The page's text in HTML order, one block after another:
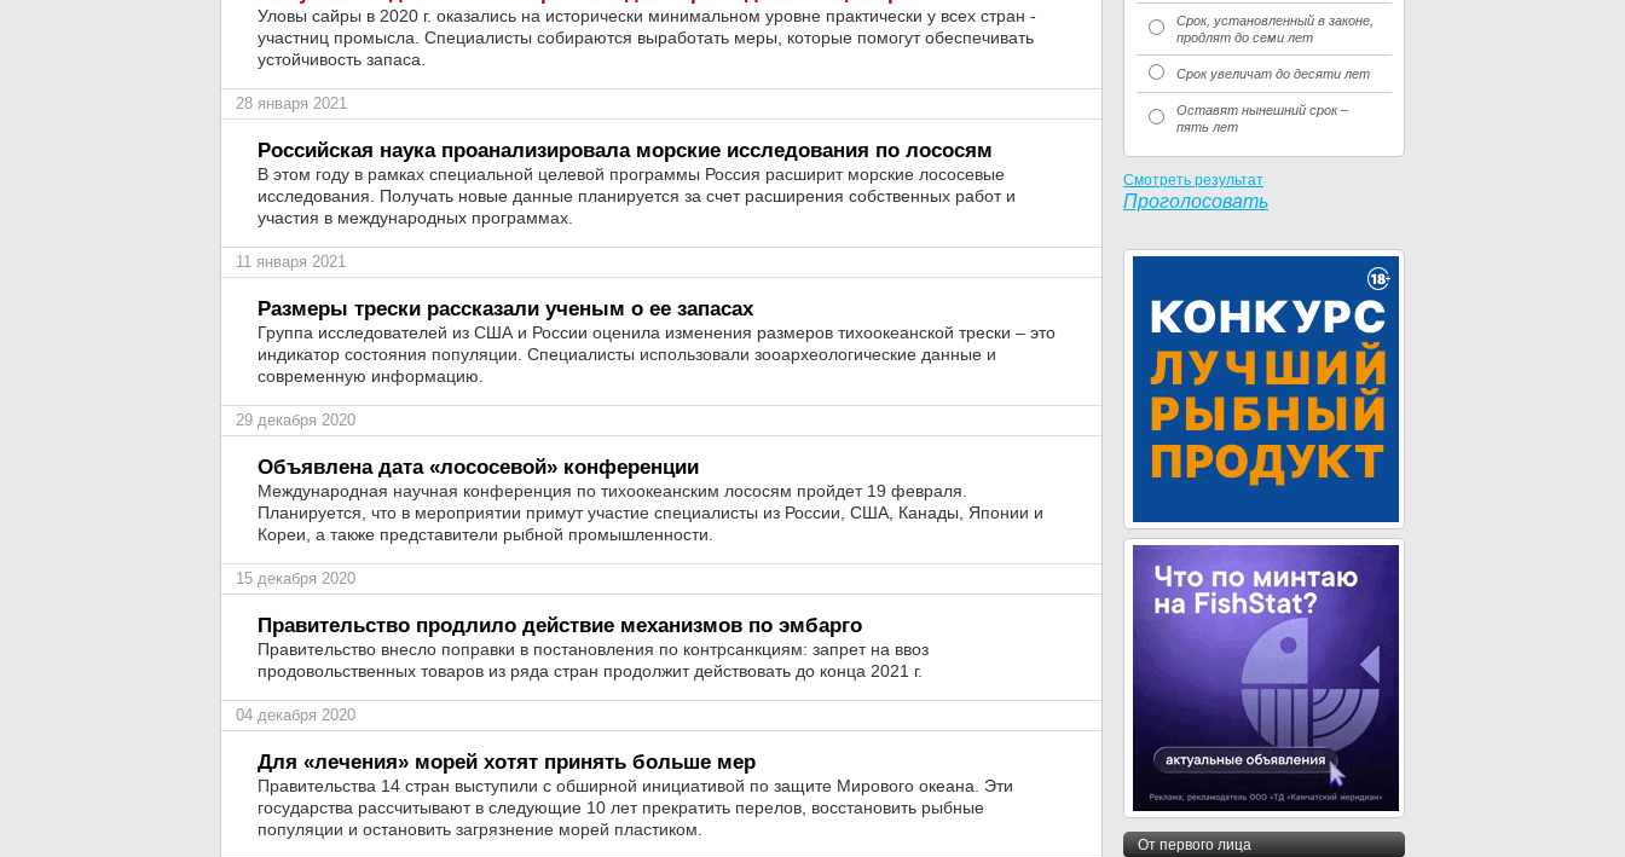
Уловы сайры в 2020 г. оказались на исторически минимальном уровне практически у всех стран -
участниц промысла. Специалисты собираются выработать меры, которые помогут обеспечивать
устойчивость запаса.
28 января 2021
Российская наука проанализировала морские исследования по лососям
В этом году в рамках специальной целевой программы Россия расширит морские лососевые
исследования. Получать новые данные планируется за счет расширения собственных работ и
участия в международных программах.
11 января 2021
Размеры трески рассказали ученым о ее запасах
Группа исследователей из США и России оценила изменения размеров тихоокеанской трески – это
индикатор состояния популяции. Специалисты использовали зооархеологические данные и
современную информацию.
29 декабря 2020
Объявлена дата «лососевой» конференции
Международная научная конференция по тихоокеанским лососям пройдет 19 февраля.
Планируется, что в мероприятии примут участие специалисты из России, США, Канады, Японии и
Кореи, а также представители рыбной промышленности.
15 декабря 2020
Правительство продлило действие механизмов по эмбарго
Правительство внесло поправки в постановления по контрсанкциям: запрет на ввоз
продовольственных товаров из ряда стран продолжит действовать до конца 2021 г.
04 декабря 2020
Для «лечения» морей хотят принять больше мер
Правительства 14 стран выступили с обширной инициативой по защите Мирового океана. Эти
государства рассчитывают в следующие 10 лет прекратить перелов, восстановить рыбные
популяции и остановить загрязнение морей пластиком.
Срок, установленный в законе,
продлят до семи лет
Срок увеличат до десяти лет
Оставят нынешний срок –
пять лет
Смотреть результат
Проголосовать
От первого лица